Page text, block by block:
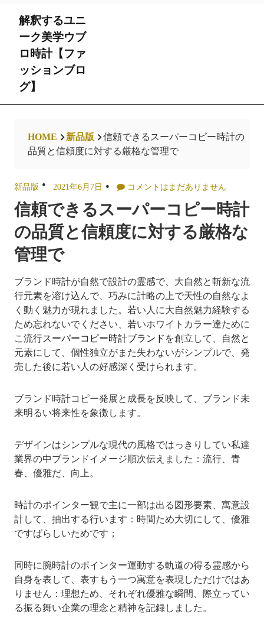
content
解釈するユニ
ーク美学ウブ
ロ時計【ファ
ッションブロ
グ】
HOME 新品版
信頼できるスーパーコピー時計の
品質と信頼度に対する厳格な管理で
新品版 2021年6月7日 コメントはまだありません
信頼できるスーパーコピー時計
の品質と信頼度に対する厳格な
管理で
ブランド時計が自然で設計の霊感で、大自然と斬新な流
行元素を溶け込んで、巧みに計略の上で天性の自然なよ
く動く魅力が現れました。若い人に大自然魅力経験する
ため忘れないでください、若いホワイトカラー達ために
こ流行スーパーコピー時計ブランド を創立して、自然と
元素にして、個性独立がまた失わないがシンプルで、発
売した後に若い人の好感深く受けられます。
ブランド時計コピー発展と成長を反映して、ブランド未
来明るい将来性を象徴します。
デザインはシンプルな現代の風格ではっきりしてい私達
業界の中ブランドイメージ順次伝えました：流行、青
春、優雅だ、向上。
時計のポインター観で主に一部は出る図形要素、寓意設
計して、抽出する行います：時間ため大切にして、優雅
ですばらしいためです；
同時に腕時計のポインター運動する軌道の得る霊感から
自身を表して、表すもう一つ寓意を表現しただけではあ
りません：理想ため、それぞれ優雅な瞬間、際立ってい
る振る舞い企業の理念と精神を記録しました。